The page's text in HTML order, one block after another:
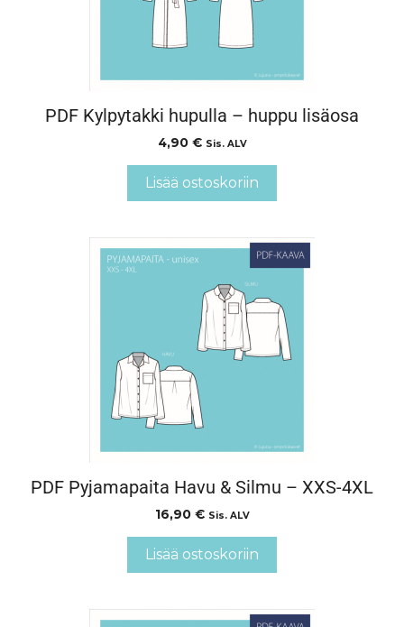
PDF Kylpytakki hupulla – huppu lisäosa
4,90 € Sis. ALV
Lisää ostoskoriin
PDF Pyjamapaita Havu & Silmu – XXS-4XL
16,90 € Sis. ALV
Lisää ostoskoriin